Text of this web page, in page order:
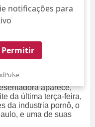
notificações para
Permitir
Fontenelle
aparece,
da última terça-feira,
da industria pornô, o
e uma de suas